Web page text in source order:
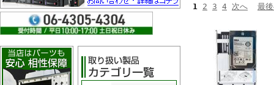
1 2 3 4 次へ 最